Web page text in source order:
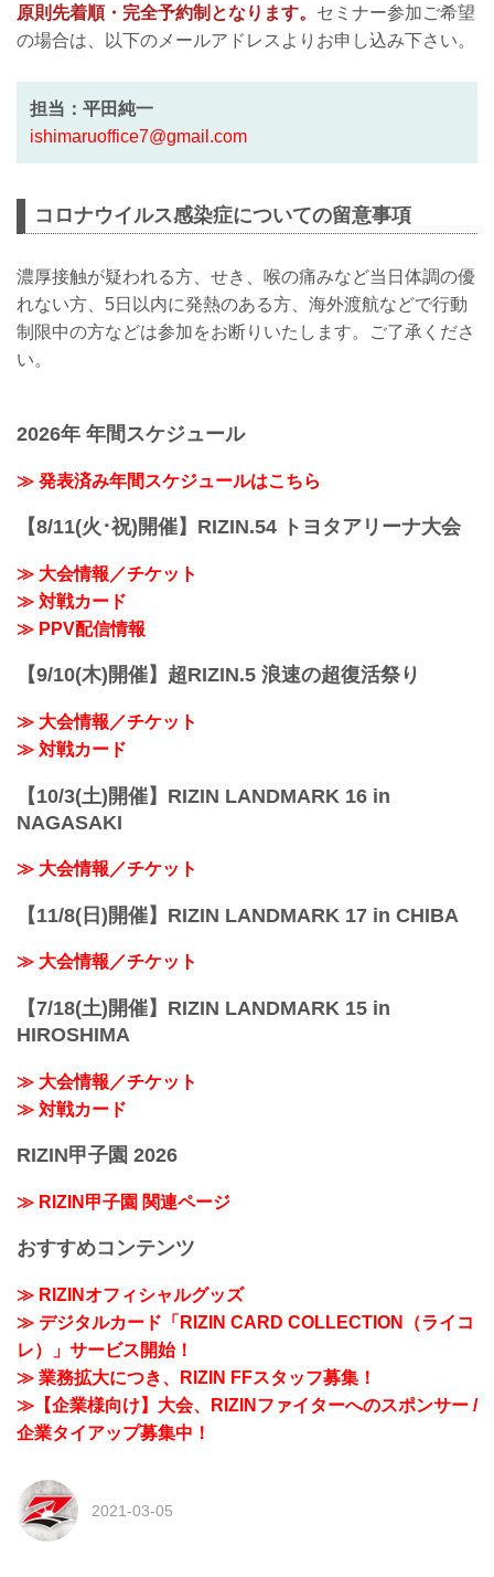
原則先着順・完全予約制となります。 セミナー参加ご希望
の場合は、以下のメールアドレスよりお申し込み下さい。
担当：平田純一
ishimaruoffice7@gmail.com
コロナウイルス感染症についての留意事項
濃厚接触が疑われる方、せき、喉の痛みなど当日体調の優
れない方、5日以内に発熱のある方、海外渡航などで行動
制限中の方などは参加をお断りいたします。ご了承くださ
い。
2026年 年間スケジュール
≫ 発表済み年間スケジュールはこちら
【8/11(火･祝)開催】RIZIN.54 トヨタアリーナ大会
≫ 大会情報／チケット
≫ 対戦カード
≫ PPV配信情報
【9/10(木)開催】超RIZIN.5 浪速の超復活祭り
≫ 大会情報／チケット
≫ 対戦カード
【10/3(土)開催】RIZIN LANDMARK 16 in
NAGASAKI
≫ 大会情報／チケット
【11/8(日)開催】RIZIN LANDMARK 17 in CHIBA
≫ 大会情報／チケット
【7/18(土)開催】RIZIN LANDMARK 15 in
HIROSHIMA
≫ 大会情報／チケット
≫ 対戦カード
RIZIN甲子園 2026
≫ RIZIN甲子園 関連ページ
おすすめコンテンツ
≫ RIZINオフィシャルグッズ
≫ デジタルカード「RIZIN CARD COLLECTION（ライコ
レ）」サービス開始！
≫ 業務拡大につき、RIZIN FFスタッフ募集！
≫【企業様向け】大会、RIZINファイターへのスポンサー /
企業タイアップ募集中！
2021-03-05